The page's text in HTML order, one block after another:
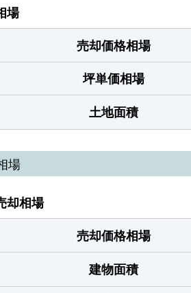
場
売却価格相場
坪単価相場
土地面積
場
却相場
売却価格相場
建物面積